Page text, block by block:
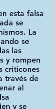
esta falsa
se
La
se
las
y rompen
criticones
través de
al
y se